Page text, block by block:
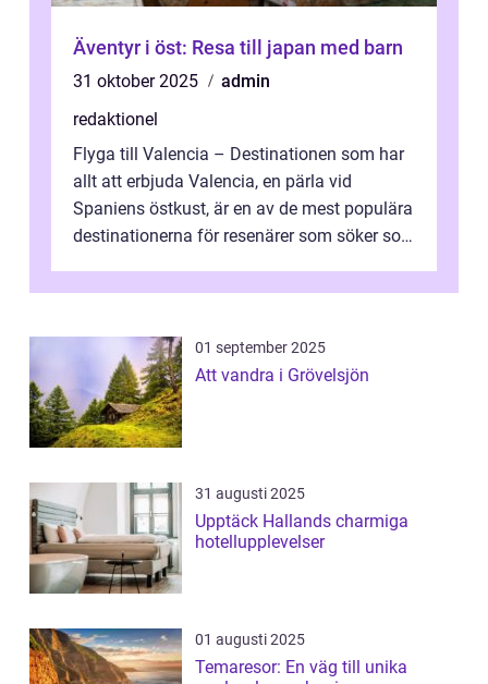
Äventyr i öst: Resa till japan med barn
31 oktober 2025
admin
redaktionel
Flyga till Valencia – Destinationen som har
allt att erbjuda Valencia, en pärla vid
Spaniens östkust, är en av de mest populära
destinationerna för resenärer som söker sol,
01 september 2025
Att vandra i Grövelsjön
31 augusti 2025
Upptäck Hallands charmiga
hotellupplevelser
01 augusti 2025
Temaresor: En väg till unika